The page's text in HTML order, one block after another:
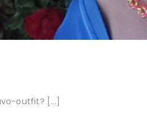
outfit? [...]